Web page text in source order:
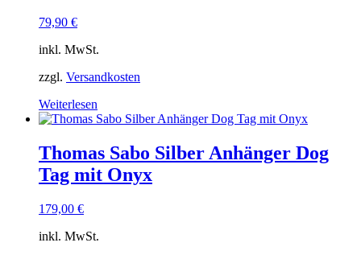
79,90 €
inkl. MwSt.
zzgl. Versandkosten
Weiterlesen
Thomas Sabo Silber Anhänger Dog
Tag mit Onyx
179,00 €
inkl. MwSt.